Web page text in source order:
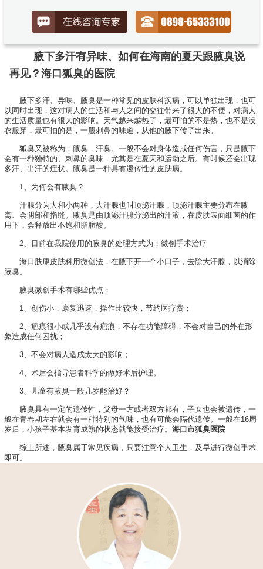
腋下多汗有异味、如何在海南的夏天跟腋臭说
再见？海口狐臭的医院
腋下多汗、异味、腋臭是一种常见的皮肤科疾病，可以单独出现，也可
以同时出现，这对病人的生活和与人之间的交往带来了很大的不便，对病人
的生活质量也有很大的影响。天气越来越热了，最可怕的不是热，也不是没
衣服穿，最可怕的是，一股刺鼻的味道，从他的腋下传了出来。
狐臭又被称为：腋臭，汗臭。一般不会对身体造成任何伤害，只是腋下
会有一种独特的、刺鼻的臭味，尤其是在夏天和运动之后。有时候还会出现
多汗、出汗的症状。腋臭是一种具有遗传性的皮肤病。
1、为何会有腋臭？
汗腺分为大和小两种，大汗腺也叫顶泌汗腺，顶泌汗腺主要分布在腋
窝、会阴部和指缝。腋臭是由顶泌汗腺分泌出的汗液，在皮肤表面细菌的作
用下，会释放出不饱和脂肪酸。
2、目前在我院使用的腋臭的处理方式为：微创手术治疗
海口肤康皮肤科用微创法，在腋下开一个小口子，去除大汗腺，以消除
腋臭。
腋臭微创手术有哪些优点：
1、创伤小，康复迅速，操作比较快，节约医疗费；
2、疤痕很小或几乎没有疤痕，不存在功能障碍，不会对自己的外在形
象造成任何困扰；
3、不会对病人造成太大的影响；
4、术后会指导患者科学的做好术后护理。
3、儿童有腋臭一般几岁能治好？
腋臭具有一定的遗传性，父母一方或者双方都有，子女也会被遗传，一
般在青春期左右就会有一种特别的气味，也有可能会隔代遗传。一般在16周
岁后，小孩子基本发育成熟的状态就能接受治疗。 海口市狐臭医院
综上所述，腋臭属于常见疾病，只要注意个人卫生，及早进行微创手术
即可。